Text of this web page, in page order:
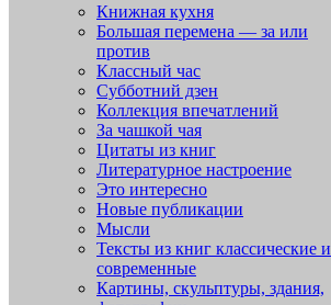
Книжная кухня
Большая перемена — за или
против
Классный час
Субботний дзен
Коллекция впечатлений
За чашкой чая
Цитаты из книг
Литературное настроение
Это интересно
Новые публикации
Мысли
Тексты из книг классические и
современные
Картины, скульптуры, здания,